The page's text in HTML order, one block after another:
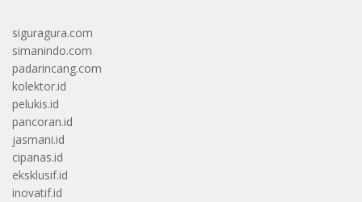
siguragura.com
simanindo.com
padarincang.com
kolektor.id
pelukis.id
pancoran.id
jasmani.id
cipanas.id
eksklusif.id
inovatif.id